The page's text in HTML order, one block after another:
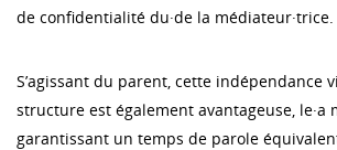
de confidentialité du·de la médiateur·trice.
S’agissant du parent, cette indépendance
structure est également avantageuse, le·a
garantissant un temps de parole